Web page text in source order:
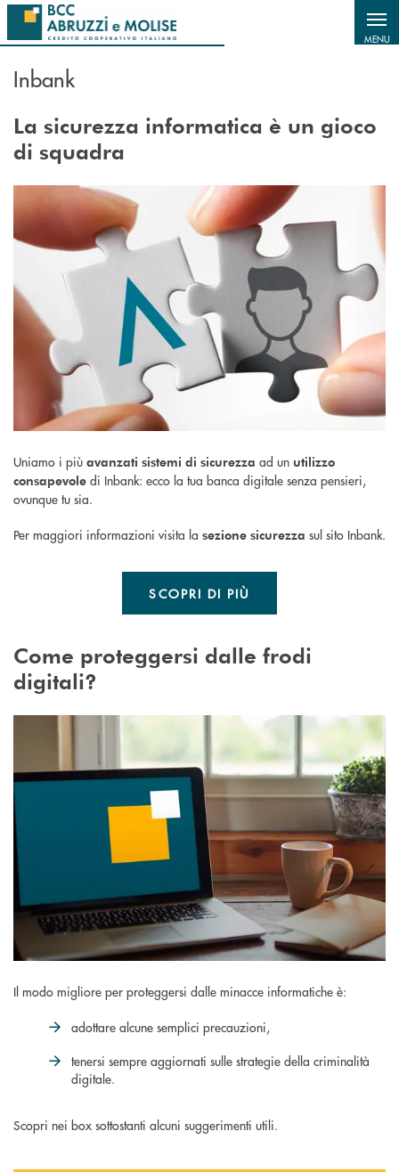
Salta al contenuto principale
MENU
Inbank
La sicurezza informatica è un gioco
di squadra
Uniamo i più avanzati sistemi di sicurezza ad un utilizzo
consapevole di Inbank: ecco la tua banca digitale senza pensieri,
ovunque tu sia.
Per maggiori informazioni visita la sezione sicurezza sul sito Inbank.
SCOPRI DI PIÙ
Come proteggersi dalle frodi
digitali?
Il modo migliore per proteggersi dalle minacce informatiche è:
adottare alcune semplici precauzioni,
tenersi sempre aggiornati sulle strategie della criminalità
digitale.
Scopri nei box sottostanti alcuni suggerimenti utili.